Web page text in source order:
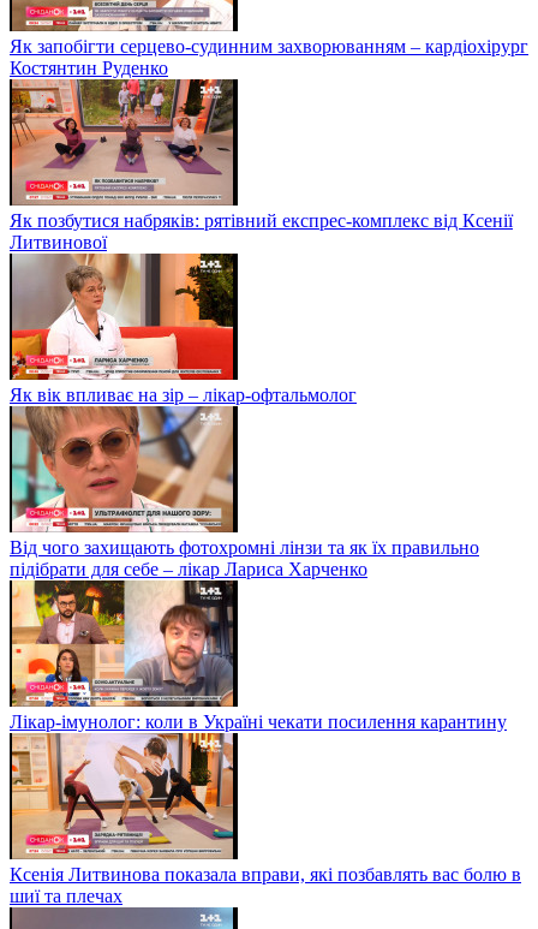
Як запобігти серцево-судинним захворюванням – кардіохірург
Костянтин Руденко
Як позбутися набряків: рятівний експрес-комплекс від Ксенії
Литвинової
Як вік впливає на зір – лікар-офтальмолог
Від чого захищають фотохромні лінзи та як їх правильно
підібрати для себе – лікар Лариса Харченко
Лікар-імунолог: коли в Україні чекати посилення карантину
Ксенія Литвинова показала вправи, які позбавлять вас болю в
шиї та плечах